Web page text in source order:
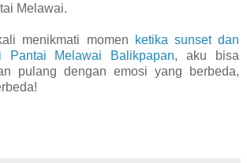
Melawai.
menikmati momen
ketika sunset dan
Pantai Melawai Balikpapan, aku bisa
pulang dengan emosi yang berbeda,